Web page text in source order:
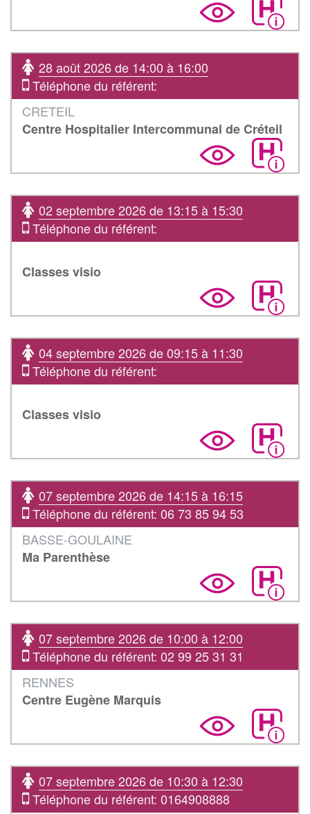
28 août 2026 de 14:00 à 16:00
Téléphone du référent:
CRETEIL
Centre Hospitalier Intercommunal de Créteil
02 septembre 2026 de 13:15 à 15:30
Téléphone du référent:
Classes visio
04 septembre 2026 de 09:15 à 11:30
Téléphone du référent:
Classes visio
07 septembre 2026 de 14:15 à 16:15
Téléphone du référent: 06 73 85 94 53
BASSE-GOULAINE
Ma Parenthèse
07 septembre 2026 de 10:00 à 12:00
Téléphone du référent: 02 99 25 31 31
RENNES
Centre Eugène Marquis
07 septembre 2026 de 10:30 à 12:30
Téléphone du référent: 0164908888